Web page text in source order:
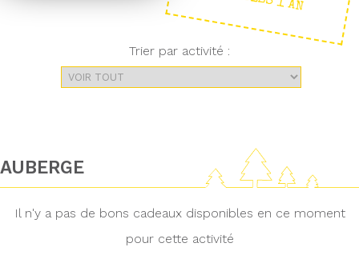
Trier par activité :
AUBERGE
Il n'y a pas de bons cadeaux disponibles en ce moment
pour cette activité